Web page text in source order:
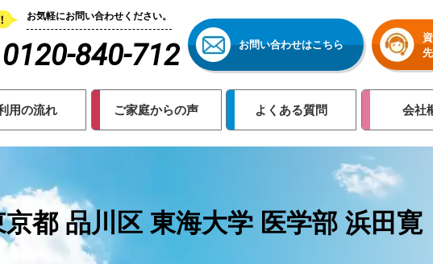
お気軽にお問い合わせください。
0120-840-712 お問い合わせはこちら
用の流れ ご家庭からの声 よくある質問 会社
京都 品川区 東海大学 医学部 浜田寛